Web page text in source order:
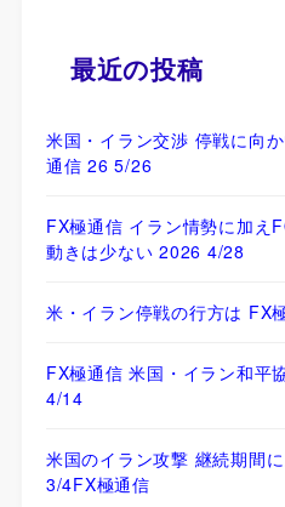
最近の投稿
米国・イラン交渉 停戦に向
通信 26 5/26
FX極通信 イラン情勢に加え
動きは少ない 2026 4/28
米・イラン停戦の行方は FX
FX極通信 米国・イラン和平
4/14
米国のイラン攻撃 継続期間
3/4FX極通信